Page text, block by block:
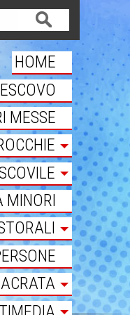
Cerca
HOME
MESSE
MINORI